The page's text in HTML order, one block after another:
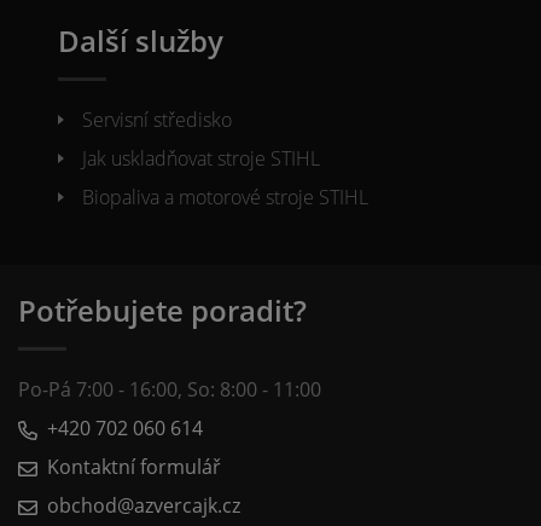
Další služby
Servisní středisko
Jak uskladňovat stroje STIHL
Biopaliva a motorové stroje STIHL
Potřebujete poradit?
Po-Pá 7:00 - 16:00, So: 8:00 - 11:00
+420 702 060 614
Kontaktní formulář
obchod@azvercajk.cz